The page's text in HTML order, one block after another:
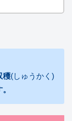
穫(しゅうかく)